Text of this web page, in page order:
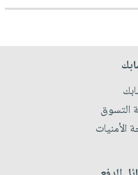
التسوق
الأمنيات